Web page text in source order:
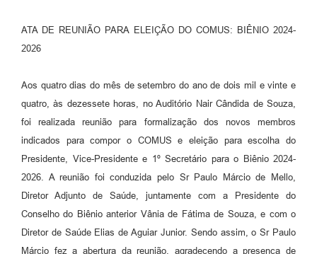
Contas Públicas
Telefones Úteis
Enquete
SIC
ATA DE REUNIÃO PARA ELEIÇÃO DO COMUS: BIÊNIO 2024-
2026
Aos quatro dias do mês de setembro do ano de dois mil e vinte e
quatro, às dezessete horas, no Auditório Nair Cândida de Souza,
foi realizada reunião para formalização dos novos membros
indicados para compor o COMUS e eleição para escolha do
Presidente, Vice-Presidente e 1º Secretário para o Biênio 2024-
2026. A reunião foi conduzida pelo Sr Paulo Márcio de Mello,
Diretor Adjunto de Saúde, juntamente com a Presidente do
Conselho do Biênio anterior Vânia de Fátima de Souza, e com o
Diretor de Saúde Elias de Aguiar Junior. Sendo assim, o Sr Paulo
Márcio fez a abertura da reunião, agradecendo a presença de